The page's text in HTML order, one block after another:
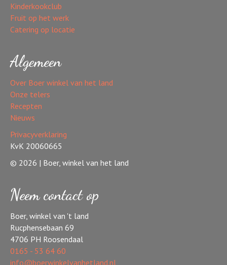
Kinderkookclub
Fruit op het werk
Catering op locatie
Algemeen
Over Boer winkel van het land
Onze telers
Recepten
Nieuws
Privacyverklaring
KvK 20060665
© 2026 | Boer, winkel van het land
Neem contact op
Boer, winkel van 't land
Rucphensebaan 69
4706 PH Roosendaal
0165 - 53 64 60
info@boerwinkelvanhetland.nl